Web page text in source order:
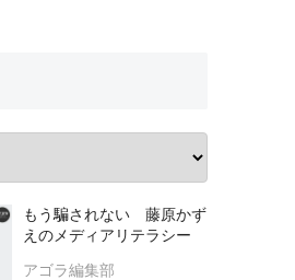
もう騙されない 藤原かず
えのメディアリテラシー
アゴラ編集部